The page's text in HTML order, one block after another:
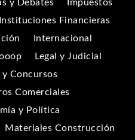
y Debates
Impuestos
Instituciones Financieras
Internacional
Legal y Judicial
Concursos
Comerciales
y Política
Materiales Construcción